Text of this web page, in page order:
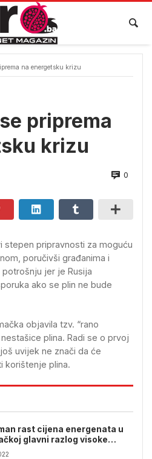
na energetsku krizu
priprema
krizu
0
stepen pripravnosti za moguću
poručivši građanima i
jer je Rusija
ako se plin ne bude
objavila tzv. “rano
plina. Radi se o prvoj
uvijek ne znači da će
korištenje plina.
rast cijena energenata u
glavni razlog visoke